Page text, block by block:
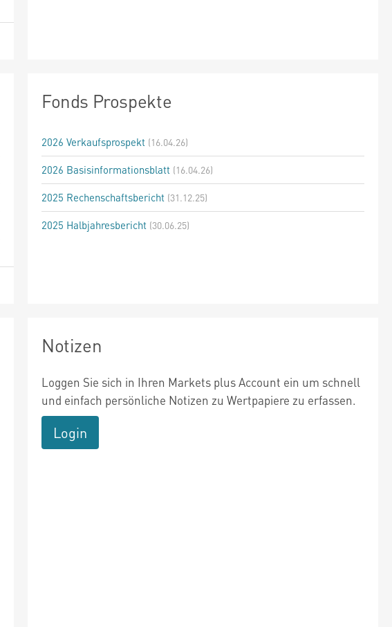
Fonds Prospekte
2026 Verkaufsprospekt (16.04.26)
2026 Basisinformationsblatt (16.04.26)
2025 Rechenschaftsbericht (31.12.25)
2025 Halbjahresbericht (30.06.25)
Notizen
Loggen Sie sich in Ihren Markets plus Account ein um schnell
und einfach persönliche Notizen zu Wertpapiere zu erfassen.
Login